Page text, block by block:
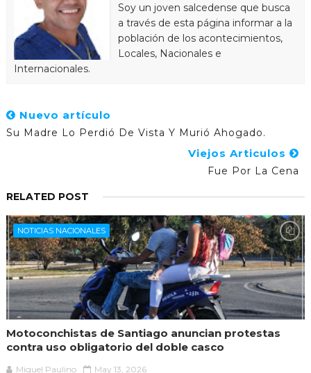
Soy un joven salcedense que busca
a través de esta página informar a la
población de los acontecimientos,
Locales, Nacionales e
Internacionales.
Nuevo artículo
Su Madre Lo Perdió De Vista Y Murió Ahogado.
Viejos Articulos
Fue Por La Cena
RELATED POST
NOTICIAS NACIONALES
Motoconchistas de Santiago anuncian protestas
contra uso obligatorio del doble casco
Miguel Paulino May 13, 2026